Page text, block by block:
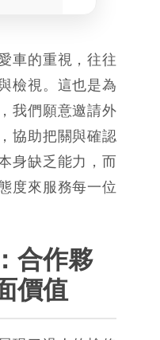
車的重視，往往
檢視。這也是為
我們願意邀請外
協助把關與確認
身缺乏能力，而
度來服務每一位
合作夥
價值